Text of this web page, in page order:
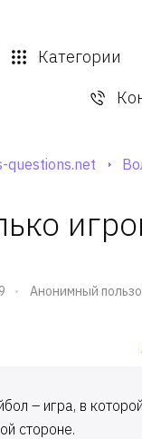
Категории
questions.net
Анонимный
– игра, в
стороне.